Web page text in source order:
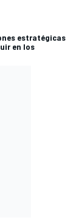
estratégicas
en los